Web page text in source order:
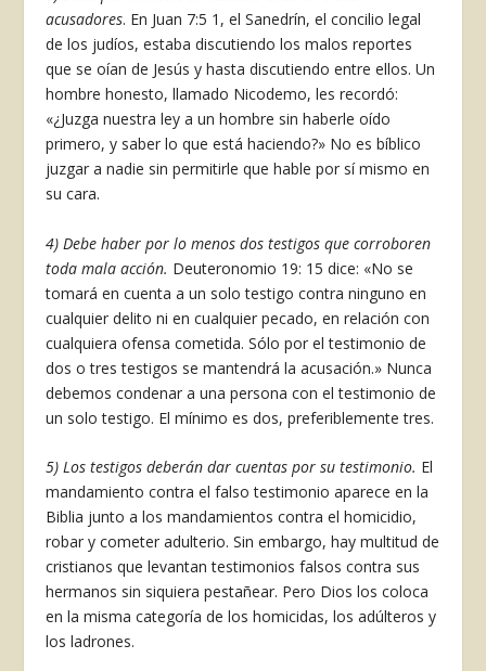
acusadores. En Juan 7:5 1, el Sanedrín, el concilio legal
de los judíos, estaba discutiendo los malos reportes
que se oían de Jesús y hasta discutiendo entre ellos. Un
hombre honesto, llamado Nicode­mo, les recordó:
«¿Juzga nuestra ley a un hombre sin haberle oído
primero, y saber lo que está ha­ciendo?» No es bíblico
juzgar a nadie sin permitir­le que hable por sí mismo en
su cara.
4) Debe haber por lo menos dos testigos que corroboren
toda mala acción. Deuteronomio 19: 15 dice: «No se
tomará en cuenta a un solo testigo contra ninguno en
cualquier delito ni en cualquier pecado, en relación con
cualquiera ofensa come­tida. Sólo por el testimonio de
dos o tres testigos se mantendrá la acusación.» Nunca
debemos con­denar a una persona con el testimonio de
un solo testigo. El mínimo es dos, preferiblemente tres.
5) Los testigos deberán dar cuentas por su tes­timonio. El
mandamiento contra el falso testimo­nio aparece en la
Biblia junto a los mandamientos contra el homicidio,
robar y cometer adulterio. Sin embargo, hay multitud de
cristianos que le­vantan testimonios falsos contra sus
hermanos sin siquiera pestañear. Pero Dios los coloca
en la mis­ma categoría de los homicidas, los adúlteros y
los ladrones.